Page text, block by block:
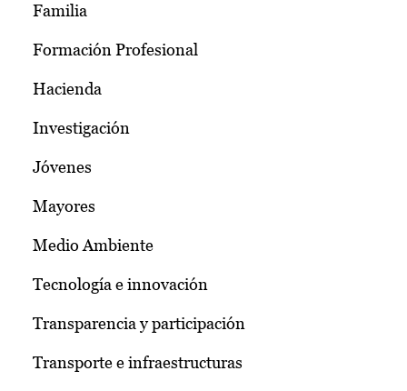
Familia
Formación Profesional
Hacienda
Investigación
Jóvenes
Mayores
Medio Ambiente
Tecnología e innovación
Transparencia y participación
Transporte e infraestructuras